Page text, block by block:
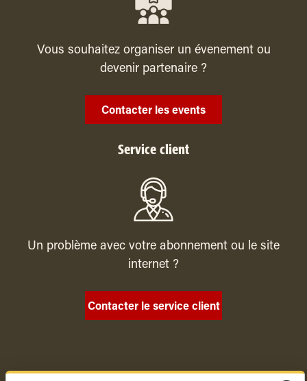
Vous souhaitez organiser un évenement ou
devenir partenaire ?
Contacter les events
Service client
Un problème avec votre abonnement ou le site
internet ?
Contacter le service client